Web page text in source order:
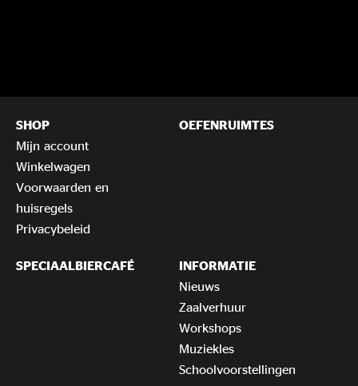
SHOP
Mijn account
Winkelwagen
Voorwaarden en
huisregels
Privacybeleid
OEFENRUIMTES
SPECIAALBIERCAFÉ
INFORMATIE
Nieuws
Zaalverhuur
Workshops
Muziekles
Schoolvoorstellingen